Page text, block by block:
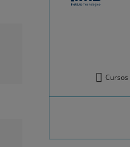
Cursos